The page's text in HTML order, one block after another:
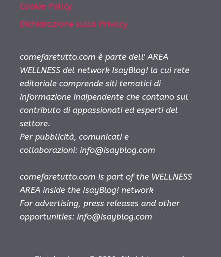
Cookie Policy
Dichiarazione sulla Privacy
comefaretutto.com è parte dell' AREA
WELLNESS del network IsayBlog! la cui rete
editoriale comprende siti tematici di
informazione indipendente che contano sul
contributo di appassionati ed esperti del
settore.
Per pubblicità, comunicati e
collaborazioni: info@isayblog.com
comefaretutto.com is part of the WELLNESS
AREA inside the IsayBlog! network
For advertising, press releases and other
opportunities: info@isayblog.com